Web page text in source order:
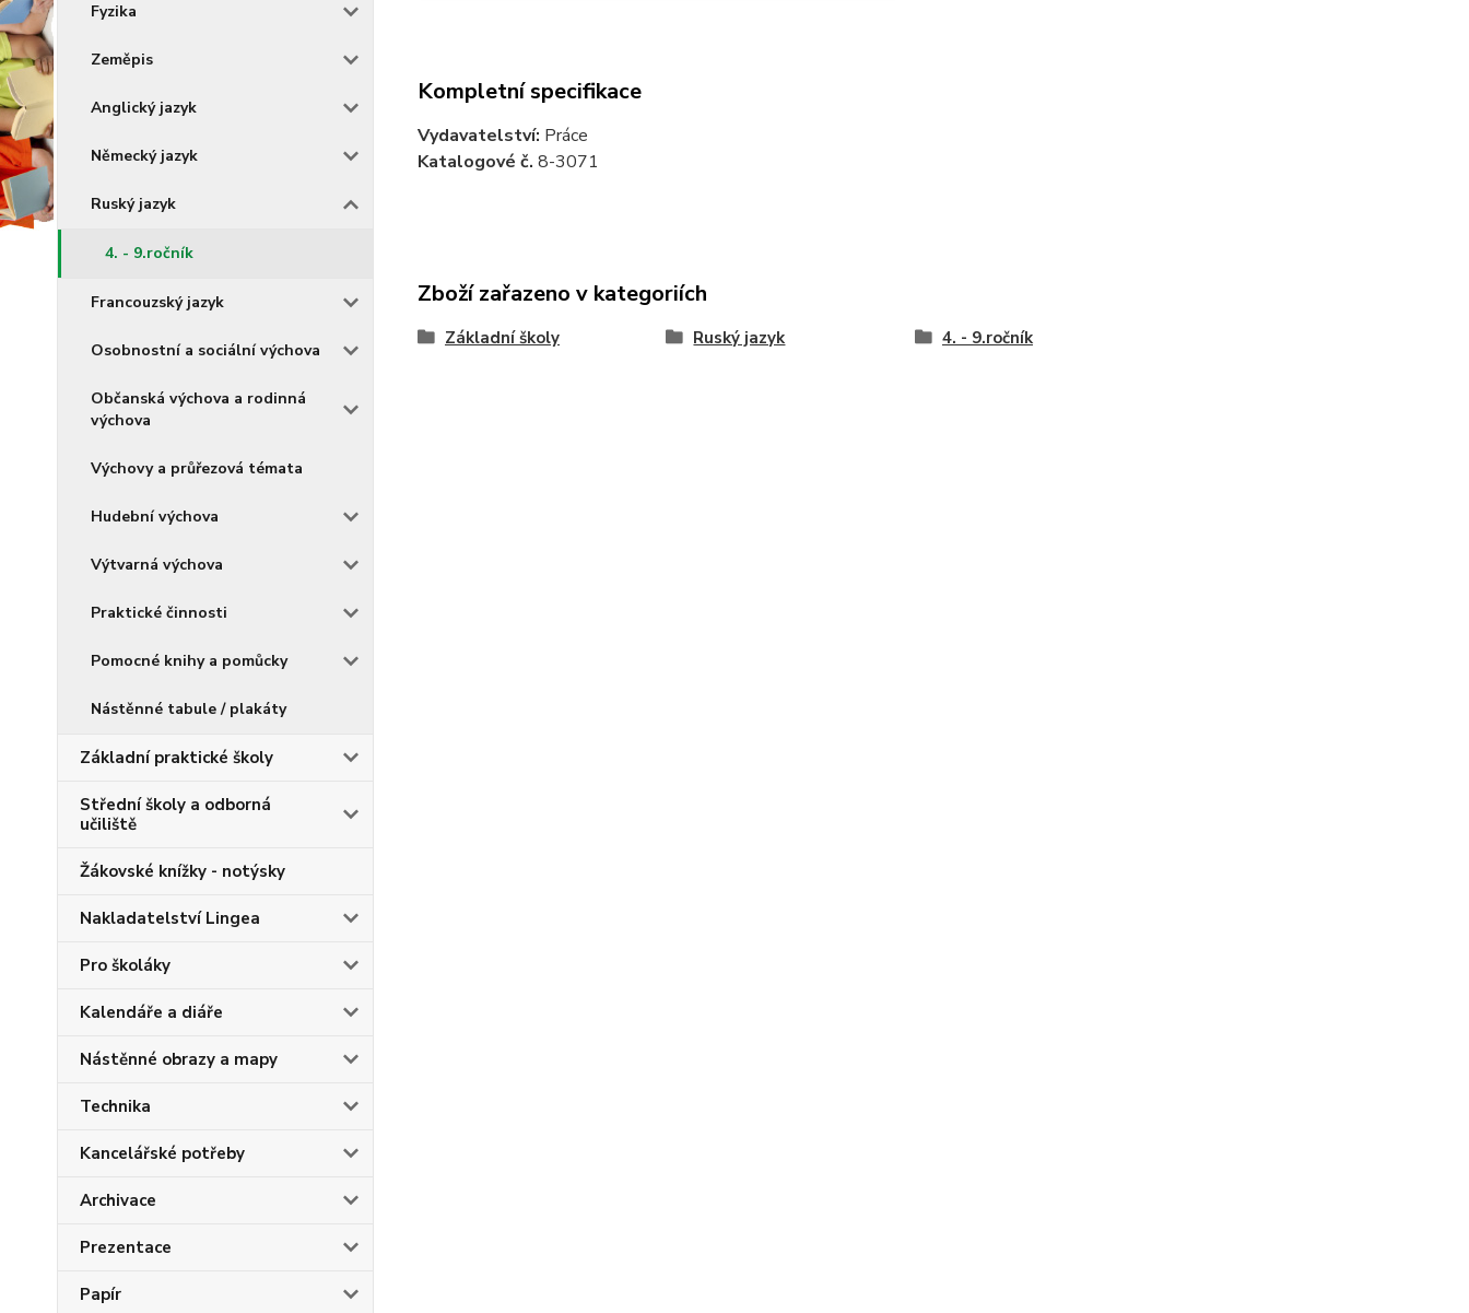
Fyzika
Zeměpis
Anglický jazyk
Německý jazyk
Ruský jazyk
4. - 9.ročník
Francouzský jazyk
Osobnostní a sociální výchova
Občanská výchova a rodinná
výchova
Výchovy a průřezová témata
Hudební výchova
Výtvarná výchova
Praktické činnosti
Pomocné knihy a pomůcky
Nástěnné tabule / plakáty
Základní praktické školy
Střední školy a odborná
učiliště
Žákovské knížky - notýsky
Nakladatelství Lingea
Pro školáky
Kalendáře a diáře
Nástěnné obrazy a mapy
Technika
Kancelářské potřeby
Archivace
Prezentace
Papír
Kompletní specifikace
Vydavatelství: Práce
Katalogové č. 8-3071
Zboží zařazeno v kategoriích
Základní školy Ruský jazyk 4. - 9.ročník